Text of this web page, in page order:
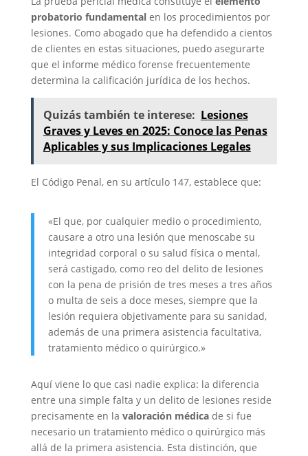
probatorio fundamentalen los procedimientos por
lesiones. Como abogado que ha defendido a cientos
de clientes en estas situaciones, puedo asegurarte
que el informe médico forense frecuentemente
determina la calificación jurídica de los hechos.
Quizás también te interese: Lesiones
Graves y Leves en 2025: Conoce las Penas
Aplicables y sus Implicaciones Legales
El Código Penal, en su artículo 147, establece que:
«El que, por cualquier medio o procedimiento,
causare a otro una lesión que menoscabe su
integridad corporal o su salud física o mental,
será castigado, como reo del delito de lesiones
con la pena de prisión de tres meses a tres años
o multa de seis a doce meses, siempre que la
lesión requiera objetivamente para su sanidad,
además de una primera asistencia facultativa,
tratamiento médico o quirúrgico.»
Aquí viene lo que casi nadie explica: la diferencia
entre una simple falta y un delito de lesiones reside
precisamente en la valoración médicade si fue
necesario un tratamiento médico o quirúrgico más
allá de la primera asistencia. Esta distinción, que